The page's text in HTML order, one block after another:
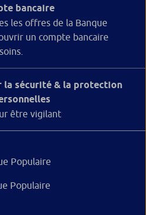
bancaire
les offres de la Banque
un compte bancaire
la sécurité & la protection
être vigilant
Populaire
Populaire